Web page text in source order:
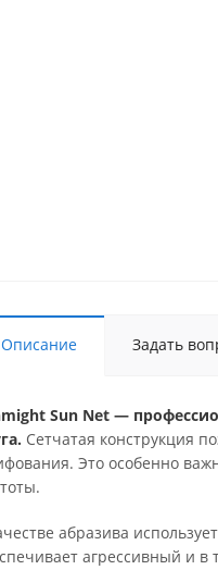
Описание Задать
Sun Net —
Сетчатая конструкция
Это особенно
абразива
агрессивный и